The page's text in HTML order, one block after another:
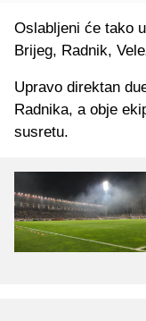
Oslabljeni će tako
Brijeg, Radnik,
Upravo direktan
Radnika, a obje
susretu.